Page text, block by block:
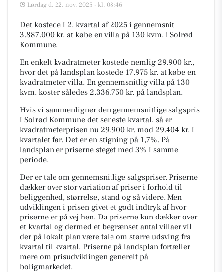
Lørdag d. 22. nov. 2025 - kl. 08:46
Det kostede i 2. kvartal af 2025 i gennemsnit
3.887.000 kr. at købe en villa på 130 kvm. i Solrød
Kommune.
En enkelt kvadratmeter kostede nemlig 29.900 kr.,
hvor det på landsplan kostede 17.975 kr. at købe en
kvadratmeter villa. En gennemsnitlig villa på 130
kvm. koster således 2.336.750 kr. på landsplan.
Hvis vi sammenligner den gennemsnitlige salgspris
i Solrød Kommune det seneste kvartal, så er
kvadratmeterprisen nu 29.900 kr. mod 29.404 kr. i
kvartalet før. Det er en stigning på 1,7%. På
landsplan er priserne steget med 3% i samme
periode.
Der er tale om gennemsnitlige salgspriser. Priserne
dækker over stor variation af priser i forhold til
beliggenhed, størrelse, stand og så videre. Men
udviklingen i prisen givet et godt indtryk af hvor
priserne er på vej hen. Da priserne kun dækker over
et kvartal og dermed et begrænset antal villaer vil
der på lokalt plan være tale om større udsving fra
kvartal til kvartal. Priserne på landsplan fortæller
mere om prisudviklingen generelt på
boligmarkedet.